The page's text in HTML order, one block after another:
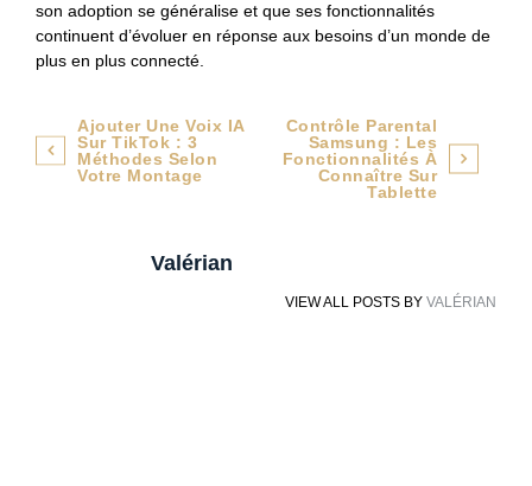
son adoption se généralise et que ses fonctionnalités
continuent d’évoluer en réponse aux besoins d’un monde de
plus en plus connecté.
Navigation
de
Ajouter Une Voix IA
Sur TikTok : 3
Méthodes Selon
Votre Montage
Contrôle Parental
Samsung : Les
Fonctionnalités À
Connaître Sur
Tablette
Valérian
VIEW ALL POSTS BY VALÉRIAN